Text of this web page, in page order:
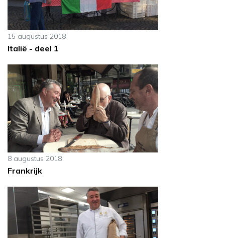
15 augustus 2018
Italië - deel 1
8 augustus 2018
Frankrijk